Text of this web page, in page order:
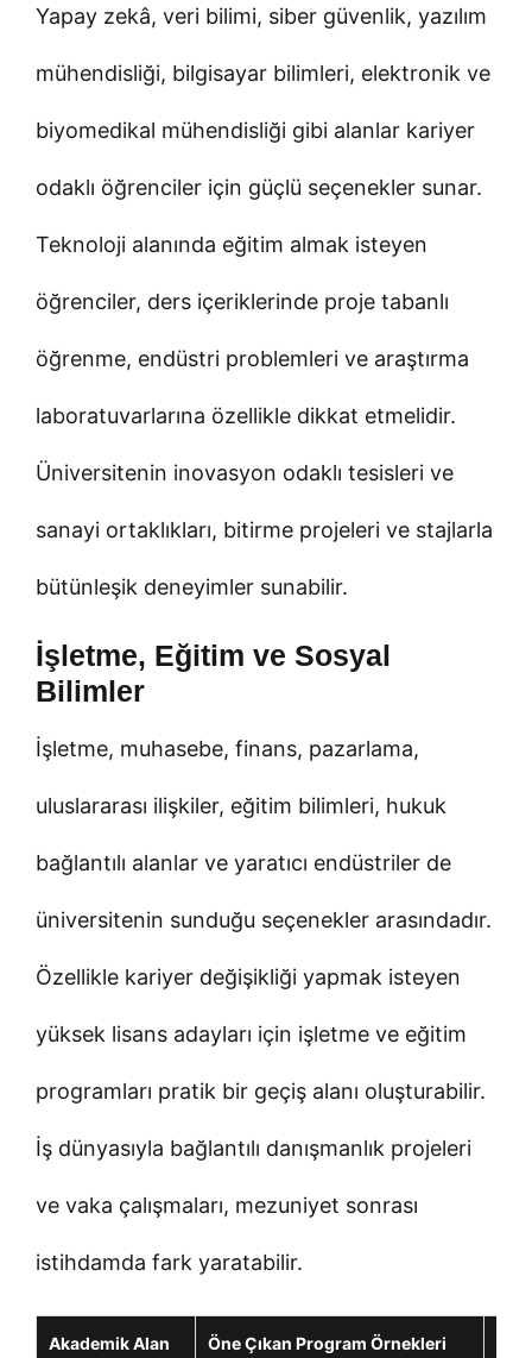
Yapay zekâ, veri bilimi, siber güvenlik, yazılım
mühendisliği, bilgisayar bilimleri, elektronik ve
biyomedikal mühendisliği gibi alanlar kariyer
odaklı öğrenciler için güçlü seçenekler sunar.
Teknoloji alanında eğitim almak isteyen
öğrenciler, ders içeriklerinde proje tabanlı
öğrenme, endüstri problemleri ve araştırma
laboratuvarlarına özellikle dikkat etmelidir.
Üniversitenin inovasyon odaklı tesisleri ve
sanayi ortaklıkları, bitirme projeleri ve stajlarla
bütünleşik deneyimler sunabilir.
İşletme, Eğitim ve Sosyal
Bilimler
İşletme, muhasebe, finans, pazarlama,
uluslararası ilişkiler, eğitim bilimleri, hukuk
bağlantılı alanlar ve yaratıcı endüstriler de
üniversitenin sunduğu seçenekler arasındadır.
Özellikle kariyer değişikliği yapmak isteyen
yüksek lisans adayları için işletme ve eğitim
programları pratik bir geçiş alanı oluşturabilir.
İş dünyasıyla bağlantılı danışmanlık projeleri
ve vaka çalışmaları, mezuniyet sonrası
istihdamda fark yaratabilir.
Akademik Alan Öne Çıkan Program Örnekleri